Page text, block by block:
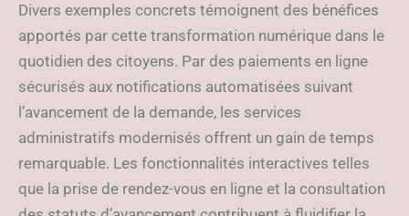
Divers exemples concrets témoignent des bénéfices
apportés par cette transformation numérique dans le
quotidien des citoyens. Par des paiements en ligne
sécurisés aux notifications automatisées suivant
l’avancement de la demande, les services
administratifs modernisés offrent un gain de temps
remarquable. Les fonctionnalités interactives telles
que la prise de rendez-vous en ligne et la consultation